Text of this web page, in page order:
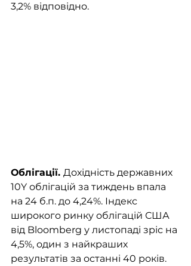
3,2% відповідно.
Облігації. Дохідність державних
10Y облігацій за тиждень впала
на 24 б.п. до 4,24%. Індекс
широкого ринку облігацій США
від Bloomberg у листопаді зріс на
4,5%, один з найкраших
результатів за останні 40 років.